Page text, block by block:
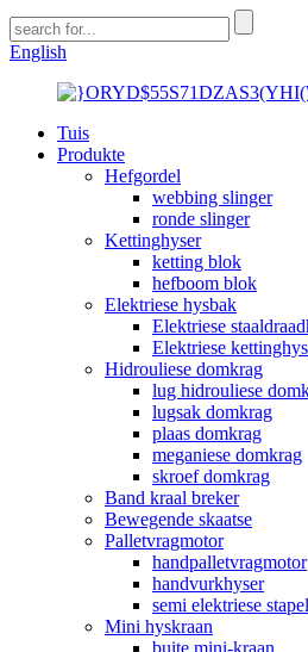
English
Tuis
Produkte
Hefgordel
webbing slinger
ronde slinger
Kettinghyser
ketting blok
hefboom blok
Elektriese hysbak
Elektriese
Elektriese
Hidrouliese domkrag
lug hidrouliese
lugsak domkrag
plaas domkrag
meganiese domkrag
skroef domkrag
Band kraal breker
Bewegende skaatse
Palletvragmotor
handpalletvragmotor
handvurkhyser
semi elektriese
Mini hyskraan
buite mini-kraan